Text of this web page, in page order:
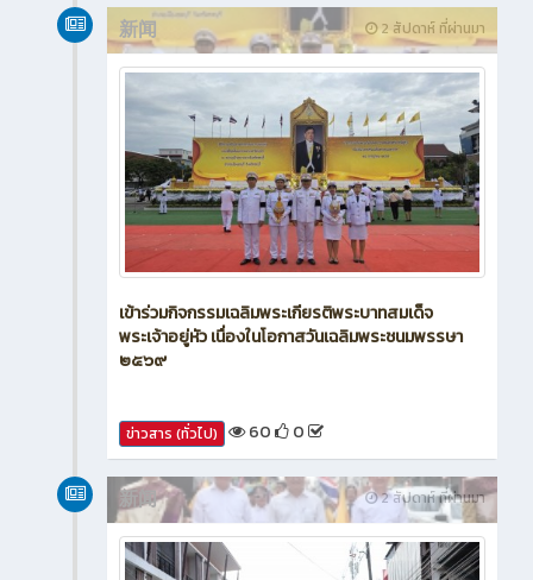
2 สัปดาห์ ที่ผ่านมา
新闻
เข้าร่วมกิจกรรมเฉลิมพระเกียรติพระบาทสมเด็จ
พระเจ้าอยู่หัว เนื่องในโอกาสวันเฉลิมพระชนมพรรษา
๒๕๖๙
ข่าวสาร (ทั่วไป) 60 0
2 สัปดาห์ ที่ผ่านมา
新闻